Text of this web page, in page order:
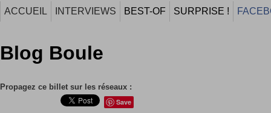
ACCUEIL INTERVIEWS BEST-OF SURPRISE !
Blog Boule
Propagez ce billet sur les réseaux :
Save